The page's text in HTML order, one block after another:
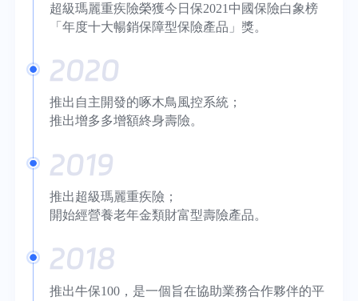
超級瑪麗重疾險榮獲今日保2021中國保險白象榜
「年度十大暢銷保障型保險產品」獎。
2020
推出自主開發的啄木鳥風控系統；
推出增多多增額終身壽險。
2019
推出超級瑪麗重疾險；
開始經營養老年金類財富型壽險產品。
2018
推出牛保100，是一個旨在協助業務合作夥伴的平